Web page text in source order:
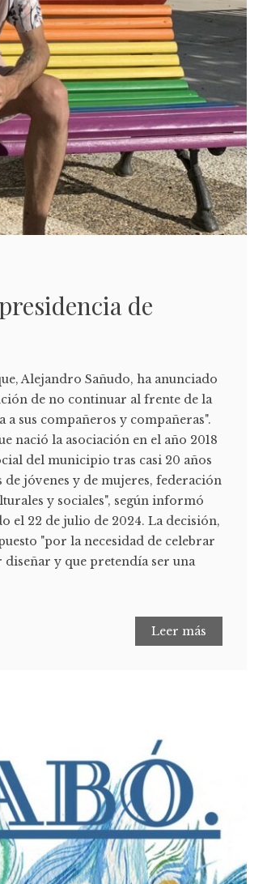
de
Alejandro Sañudo, ha anunciado
de no continuar al frente de la
sus compañeros y compañeras".
nació la asociación en el año 2018
del municipio tras casi 20 años
jóvenes y de mujeres, federación
y sociales", según informó
el 22 de julio de 2024. La decisión,
"por la necesidad de celebrar
diseñar y que pretendía ser una
Leer más